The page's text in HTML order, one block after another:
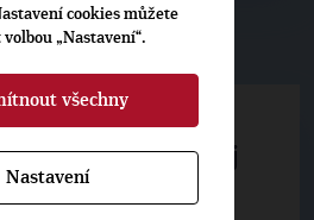
◀
i školství. Matěj
s prezidentem
cookies můžete
„Nastavení“.
všechny
Nastavení